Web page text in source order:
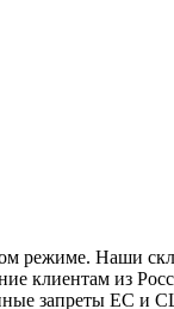
режиме. Наши
клиентам из
запреты ЕС и